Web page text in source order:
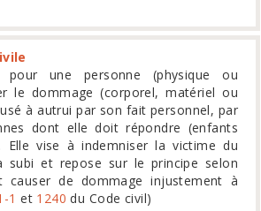
pour une personne (physique ou
le dommage (corporel, matériel ou
à autrui par son fait personnel, par
dont elle doit répondre (enfants
Elle vise à indemniser la victime du
subi et repose sur le principe selon
causer de dommage injustement à
1 et 1240 du Code civil)